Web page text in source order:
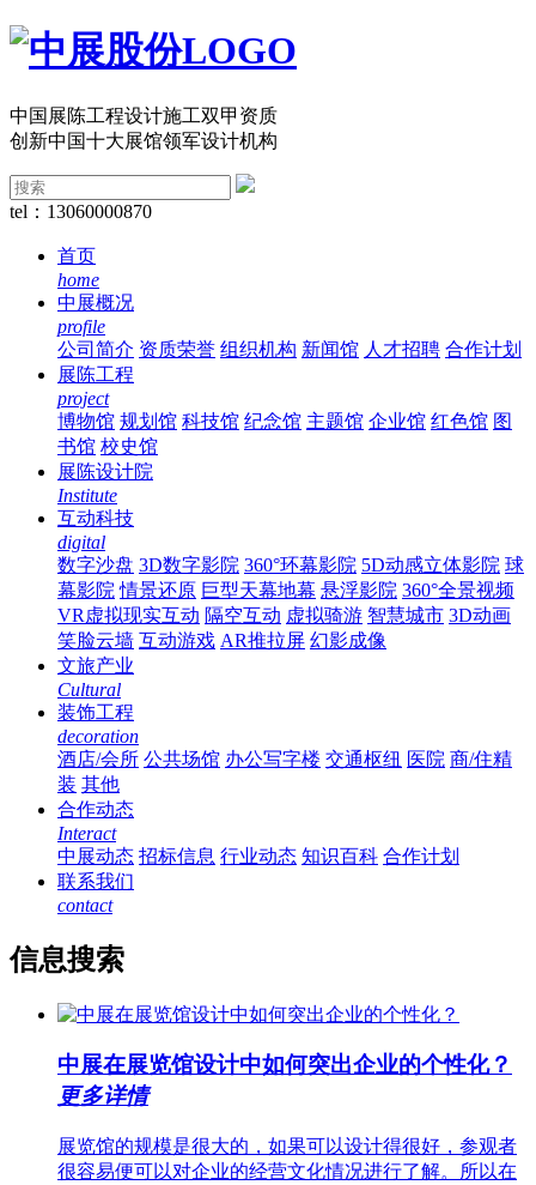
中国展陈工程设计施工双甲资质
创新中国十大展馆领军设计机构
tel：13060000870
首页
home
中展概况
profile
公司简介 资质荣誉 组织机构 新闻馆 人才招聘 合作计划
展陈工程
project
博物馆 规划馆 科技馆 纪念馆 主题馆 企业馆 红色馆 图
书馆 校史馆
展陈设计院
Institute
互动科技
digital
数字沙盘 3D数字影院 360°环幕影院 5D动感立体影院 球
幕影院 情景还原 巨型天幕地幕 悬浮影院 360°全景视频
VR虚拟现实互动 隔空互动 虚拟骑游 智慧城市 3D动画
笑脸云墙 互动游戏 AR推拉屏 幻影成像
文旅产业
Cultural
装饰工程
decoration
酒店/会所 公共场馆 办公写字楼 交通枢纽 医院 商/住精
装 其他
合作动态
Interact
中展动态 招标信息 行业动态 知识百科 合作计划
联系我们
contact
信息搜索
中展在展览馆设计中如何突出企业的个性化？
更多详情
展览馆的规模是很大的，如果可以设计得很好，参观者
很容易便可以对企业的经营文化情况进行了解。所以在